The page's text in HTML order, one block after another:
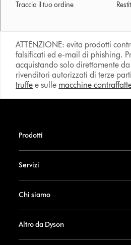
Traccia il tuo ordine
ATTENZIONE: evita prodotti
falsificati ed e-mail di phishing.
acquistando solo direttamente
rivenditori autorizzati di terze
truffe e sulle macchine
Prodotti
Servizi
Chi siamo
Altro da Dyson